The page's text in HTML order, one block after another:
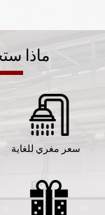
ماذا
سعر مغري للغاية